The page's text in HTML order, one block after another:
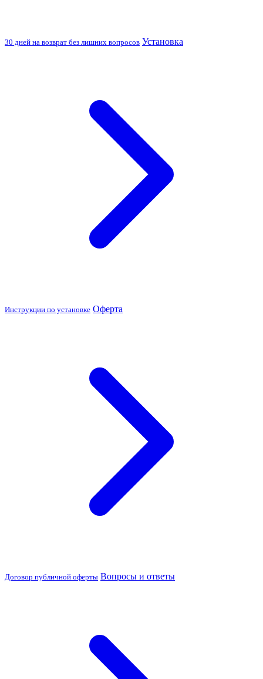
30 дней на возврат без лишних вопросов Установка
Инструкции по установке Оферта
Договор публичной оферты Вопросы и ответы